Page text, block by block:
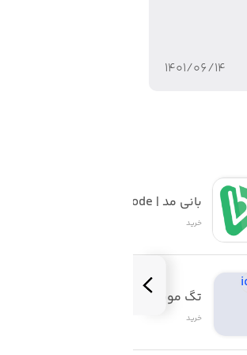
۱۴۰۱/۰۶/۱۴
بانی مد | Banimode
خرید
تگ موند | TAGMOND
خرید